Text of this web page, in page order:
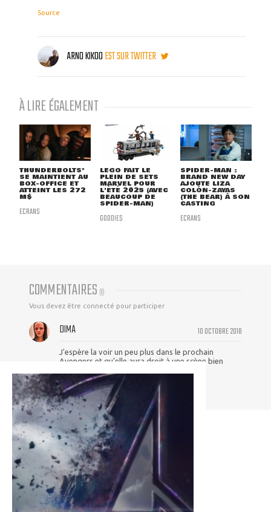
Source
ARNO KIKOOEST SUR TWITTER
À LIRE ÉGALEMENT
THUNDERBOLTS*
SE MAINTIENT AU
BOX-OFFICE ET
ATTEINT LES 272
M$
ECRANS
LEGO FAIT LE
PLEIN DE SETS
MARVEL POUR
L'ÉTÉ 2025 (AVEC
BEAUCOUP DE
SPIDER-MAN)
GOODIES
SPIDER-MAN :
BRAND NEW DAY
AJOUTE LIZA
COLÓN-ZAYAS
(THE BEAR) À SON
CASTING
ECRANS
COMMENTAIRES (1)
Vous devez être connecté pour participer
10 OCTOBRE 2018
DIMA
J'espère la voir un peu plus dans le prochain
Avengers et qu'elle aura droit à une scène bien